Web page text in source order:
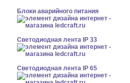
Блоки аварийного питания
Светодиодная лента IP 33
Светодиодная лента IP 65